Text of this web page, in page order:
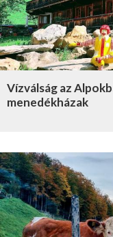
Vízválság az
menedékházak